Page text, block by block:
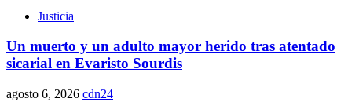
Justicia
Un muerto y un adulto mayor herido tras atentado
sicarial en Evaristo Sourdis
agosto 6, 2026 cdn24